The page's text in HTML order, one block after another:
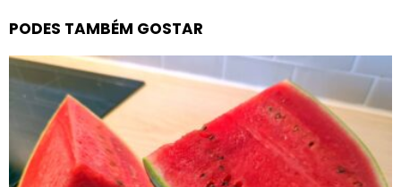
PODES TAMBÉM GOSTAR